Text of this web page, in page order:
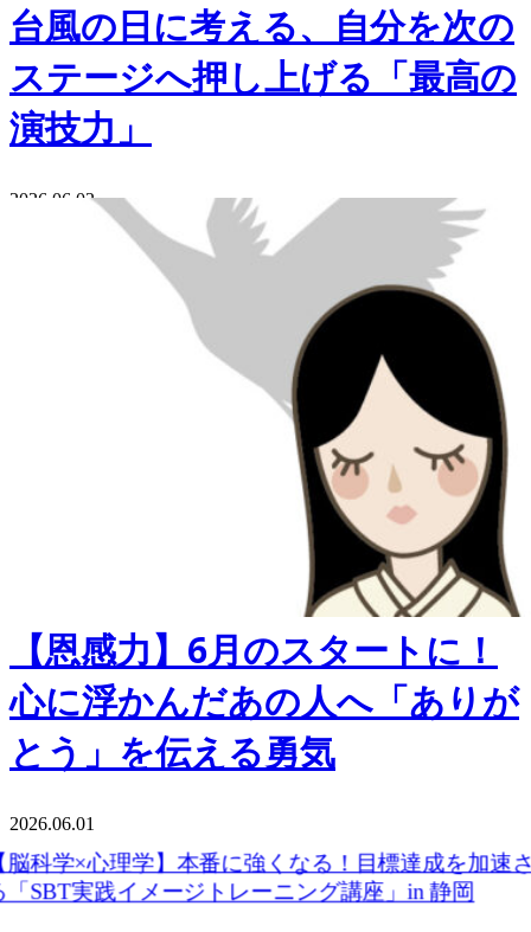
台風の日に考える、自分を次の
ステージへ押し上げる「最高の
演技力」
2026.06.02
【恩感力】6月のスタートに！
心に浮かんだあの人へ「ありが
とう」を伝える勇気
2026.06.01